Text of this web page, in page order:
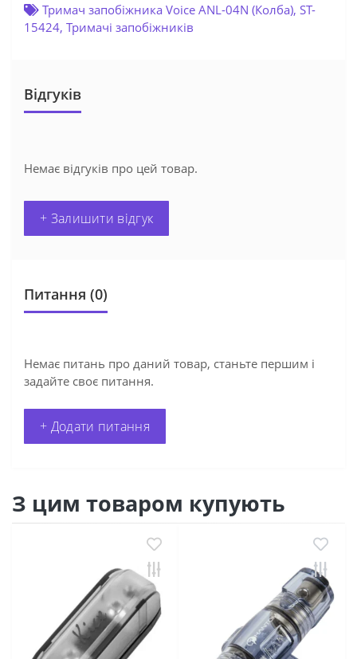
Тримач запобіжника Voice ANL-04N (Колба), ST-
15424, Тримачі запобіжників
Відгуків
Немає відгуків про цей товар.
+ Залишити відгук
Питання (0)
Немає питань про даний товар, станьте першим і
задайте своє питання.
+ Додати питання
З цим товаром купують